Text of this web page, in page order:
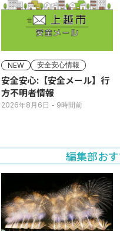
NEW 安全安心情報
安全安心:【安全メール】行
方不明者情報
2026年8月6日 - 9時間前
編集部お